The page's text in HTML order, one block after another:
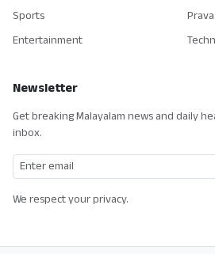
Sports
Entertainment
Newsletter
Get breaking Malayalam news and daily
inbox.
We respect your privacy.